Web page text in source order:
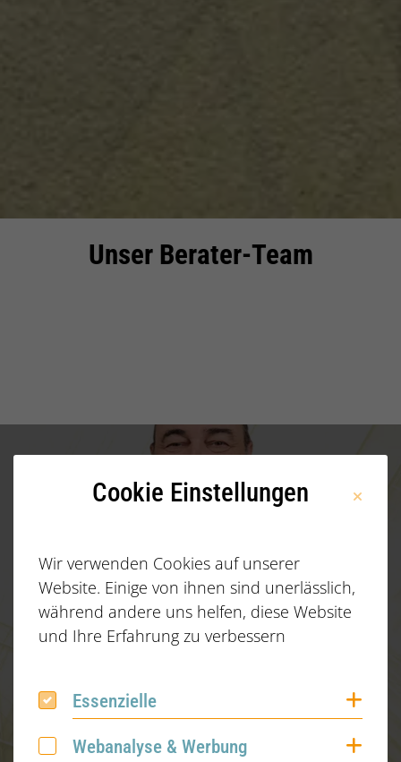
Einleitung
Unser Berater-Team
Olaf Coordes
Cookie Einstellungen
Wir verwenden Cookies auf unserer
Website. Einige von ihnen sind unerlässlich,
während andere uns helfen, diese Website
und Ihre Erfahrung zu verbessern
Essenzielle
Essenzielle
Webanalyse & Werbung
Webanalyse & Werbung